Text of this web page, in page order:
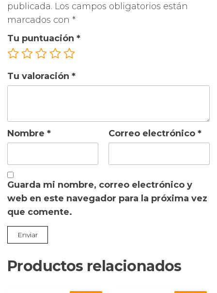
publicada. Los campos obligatorios están
marcados con *
Tu puntuación *
Tu valoración *
Nombre * Correo electrónico *
Guarda mi nombre, correo electrónico y
web en este navegador para la próxima vez
que comente.
Productos relacionados